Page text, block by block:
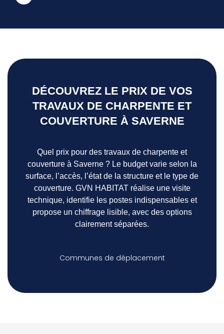
DÉCOUVREZ LE PRIX DE VOS
TRAVAUX DE CHARPENTE ET
COUVERTURE À SAVERNE
Quel prix pour des travaux de charpente et
couverture à Saverne ? Le budget varie selon la
surface, l’accès, l’état de la structure et le type de
couverture. GVN HABITAT réalise une visite
technique, identifie les postes indispensables et
propose un chiffrage lisible, avec des options
clairement séparées.
Communes de déplacement